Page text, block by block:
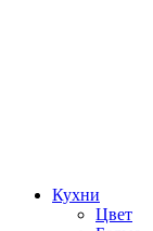
Кухни
Цвет